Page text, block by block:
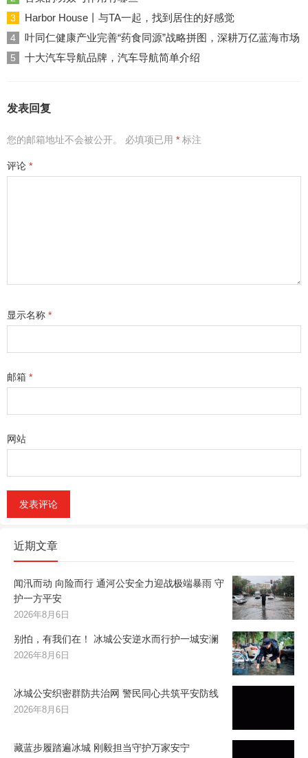
3 Harbor House丨与TA一起，找到居住的好感觉
4 叶同仁健康产业完善“药食同源”战略拼图，深耕万亿蓝海市场
5 十大汽车导航品牌，汽车导航简单介绍
发表回复
您的邮箱地址不会被公开。 必填项已用 * 标注
评论 *
显示名称 *
邮箱 *
网站
近期文章
闻汛而动 向险而行 通河公安全力迎战极端暴雨 守
护一方平安
2026年8月6日
别怕，有我们在！ 冰城公安逆水而行护一城安澜
2026年8月6日
冰城公安织密群防共治网 警民同心共筑平安防线
2026年8月6日
藏蓝步履踏遍冰城 刚毅担当守护万家安宁